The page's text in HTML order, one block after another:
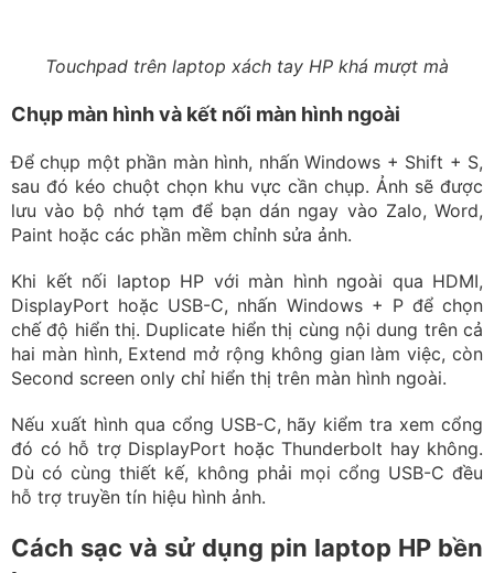
lưu vào bộ nhớ tạm để bạn dán ngay vào Zalo, Word,
Paint hoặc các phần mềm chỉnh sửa ảnh.
Khi kết nối laptop HP với màn hình ngoài qua HDMI,
DisplayPort hoặc USB-C, nhấn Windows + P để chọn
chế độ hiển thị. Duplicate hiển thị cùng nội dung trên cả
hai màn hình, Extend mở rộng không gian làm việc, còn
Second screen only chỉ hiển thị trên màn hình ngoài.
Nếu xuất hình qua cổng USB-C, hãy kiểm tra xem cổng
đó có hỗ trợ DisplayPort hoặc Thunderbolt hay không.
Dù có cùng thiết kế, không phải mọi cổng USB-C đều
hỗ trợ truyền tín hiệu hình ảnh.
Cách sạc và sử dụng pin laptop HP bền
hơn
Pin lithium-ion sẽ dần suy giảm dung lượng theo thời
gian, dù bạn sử dụng cẩn thận đến đâu. Vì vậy, mục tiêu
hợp lý không phải giữ pin luôn như mới mà là hạn chế
nhiệt độ cao, tránh để pin cạn thường xuyên và sử dụng
đúng loại sạc.